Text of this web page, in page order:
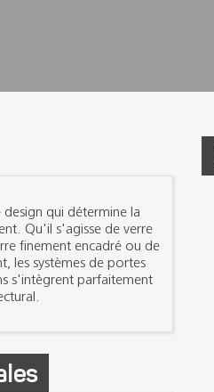
qui détermine la
Qu'il s'agisse de verre
finement encadré ou de
les systèmes de portes
s'intègrent parfaitement